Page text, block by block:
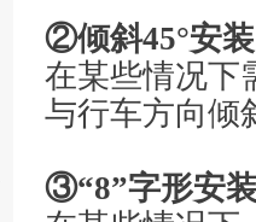
②倾斜45°安装
在某些情况下
与行车方向倾
③“8”字形安